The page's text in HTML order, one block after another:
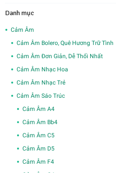
Danh mục
Cảm Âm
Cảm Âm Bolero, Quê Hương Trữ Tình
Cảm Âm Đơn Giản, Dễ Thổi Nhất
Cảm Âm Nhạc Hoa
Cảm Âm Nhạc Trẻ
Cảm Âm Sáo Trúc
Cảm Âm A4
Cảm Âm Bb4
Cảm Âm C5
Cảm Âm D5
Cảm Âm F4